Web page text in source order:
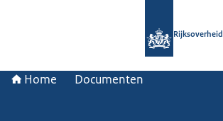
Rijksoverheid
Home Documenten